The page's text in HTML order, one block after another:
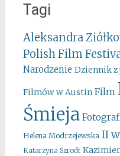
Tagi
Aleksandra
Polish Film
Narodzenie Dziennik z
Filmów w Austin Film
Śmieja
Helena Modrzejewska II
Katarzyna Szrodt